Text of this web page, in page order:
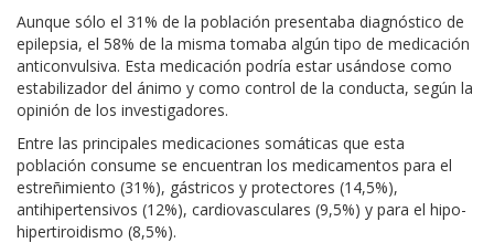
Aunque sólo el 31% de la población presentaba diagnóstico de
epilepsia, el 58% de la misma tomaba algún tipo de medicación
anticonvulsiva. Esta medicación podría estar usándose como
estabilizador del ánimo y como control de la conducta, según la
opinión de los investigadores.
Entre las principales medicaciones somáticas que esta
población consume se encuentran los medicamentos para el
estreñimiento (31%), gástricos y protectores (14,5%),
antihipertensivos (12%), cardiovasculares (9,5%) y para el hipo-
hipertiroidismo (8,5%).